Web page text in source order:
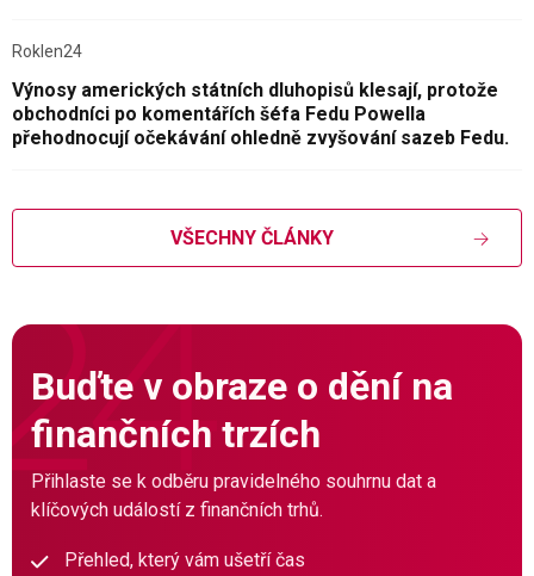
Roklen24
Výnosy amerických státních dluhopisů klesají, protože
obchodníci po komentářích šéfa Fedu Powella
přehodnocují očekávání ohledně zvyšování sazeb Fedu.
VŠECHNY ČLÁNKY
Buďte v obraze o dění na
finančních trzích
Přihlaste se k odběru pravidelného souhrnu dat a
klíčových událostí z finančních trhů.
Přehled, který vám ušetří čas